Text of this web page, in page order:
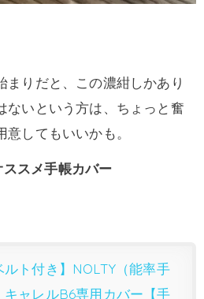
まりだと、この濃紺しかあり
ないという方は、ちょっと奮
してもいいかも。
ススメ手帳カバー
ルト付き】NOLTY（能率手
キャレルB6専用カバー【手